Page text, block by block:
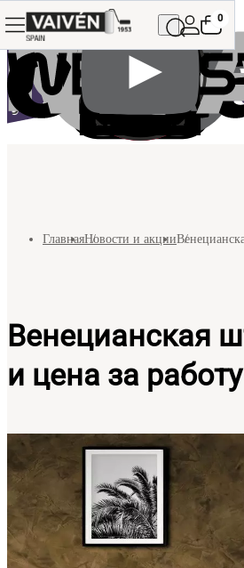
0
ГлавнаяНовости и акции
Венецианская
и цена за